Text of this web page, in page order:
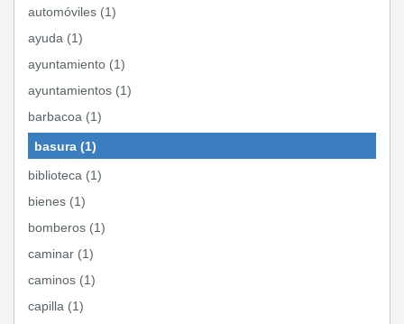
automóviles (1)
ayuda (1)
ayuntamiento (1)
ayuntamientos (1)
barbacoa (1)
basura (1)
biblioteca (1)
bienes (1)
bomberos (1)
caminar (1)
caminos (1)
capilla (1)